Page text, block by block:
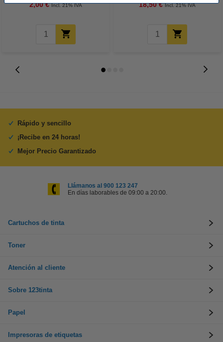
2,00 € Incl. 21% IVA 18,50 € Incl. 21% IVA
Rápido y sencillo
¡Recibe en 24 horas!
Mejor Precio Garantizado
Llámanos al 900 123 247
En días laborables de 09:00 a 20:00.
Cartuchos de tinta
Toner
Atención al cliente
Sobre 123tinta
Papel
Impresoras de etiquetas